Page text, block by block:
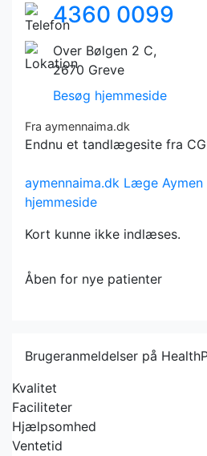
4360 0099
Over Bølgen 2 C,
2670 Greve
Besøg hjemmeside
Fra aymennaima.dk
Endnu et tandlægesite fra
aymennaima.dk Læge Aymen
hjemmeside
Kort kunne ikke indlæses.
Åben for nye patienter
Brugeranmeldelser på
Kvalitet
Faciliteter
Hjælpsomhed
Ventetid